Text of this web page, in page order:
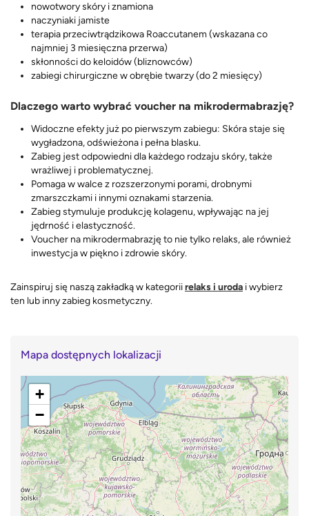
nowotwory skóry i znamiona
naczyniaki jamiste
terapia przeciwtrądzikowa Roaccutanem (wskazana co
najmniej 3 miesięczna przerwa)
skłonności do keloidów (bliznowców)
zabiegi chirurgiczne w obrębie twarzy (do 2 miesięcy)
Dlaczego warto wybrać voucher na mikrodermabrazję?
Widoczne efekty już po pierwszym zabiegu: Skóra staje się
wygładzona, odświeżona i pełna blasku.
Zabieg jest odpowiedni dla każdego rodzaju skóry, także
wrażliwej i problematycznej.
Pomaga w walce z rozszerzonymi porami, drobnymi
zmarszczkami i innymi oznakami starzenia.
Zabieg stymuluje produkcję kolagenu, wpływając na jej
jędrność i elastyczność.
Voucher na mikrodermabrazję to nie tylko relaks, ale również
inwestycja w piękno i zdrowie skóry.
Zainspiruj się naszą zakładką w kategoriirelaks i uroda i wybierz
ten lub inny zabieg kosmetyczny.
Mapa dostępnych lokalizacji
+
−